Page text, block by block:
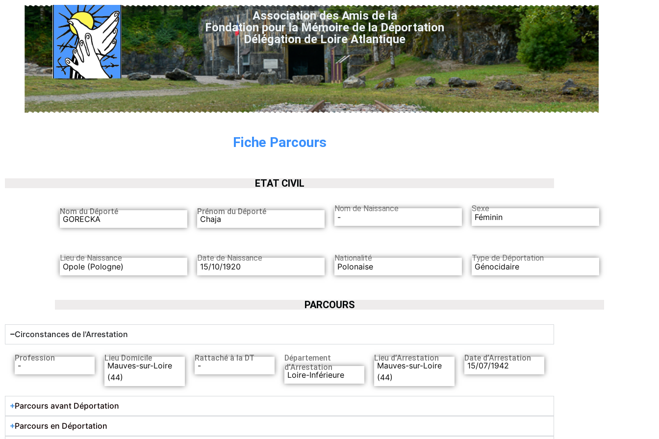
Association des Amis de la
Fondation pour la Mémoire de la Déportation
Délégation de Loire Atlantique
Fiche Parcours
ETAT CIVIL
Nom du Déporté
GORECKA
Prénom du Déporté
Chaja
Nom de Naissance
-
Sexe
Féminin
Lieu de Naissance
Opole (Pologne)
Date de Naissance
15/10/1920
Nationalité
Polonaise
Type de Déportation
Génocidaire
PARCOURS
Circonstances de l'Arrestation
Profession
-
Lieu Domicile
Mauves-sur-Loire
(44)
Rattaché à la DT
-
Département
d’Arrestation
Loire-Inférieure
Lieu d’Arrestation
Mauves-sur-Loire
(44)
Date d’Arrestation
15/07/1942
Parcours avant Déportation
Parcours en Déportation